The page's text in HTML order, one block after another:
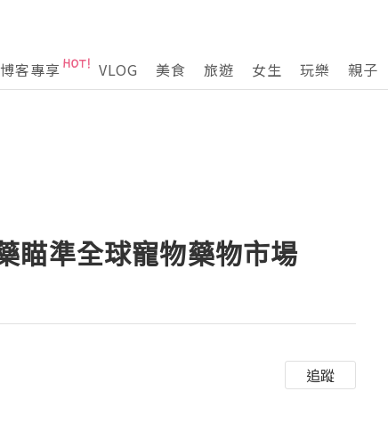
博客專享 VLOG 美食 旅遊 女生 玩樂 親子
瞄準全球寵物藥物市場
追蹤